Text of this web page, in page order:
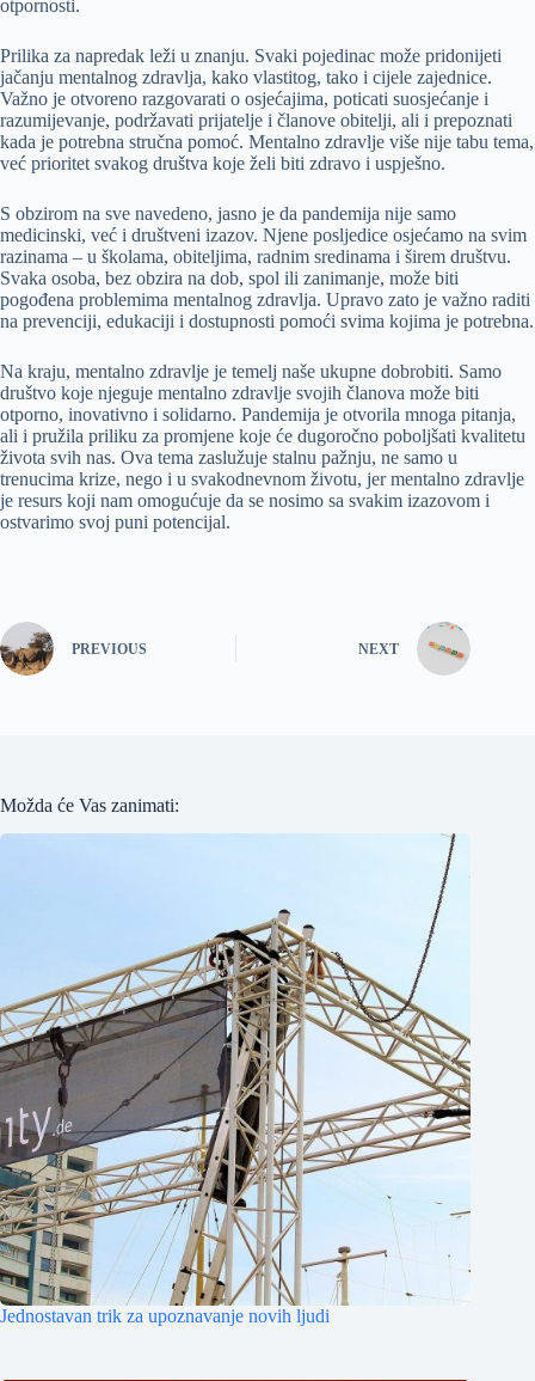
otpornosti.
Prilika za napredak leži u znanju. Svaki pojedinac može pridonijeti
jačanju mentalnog zdravlja, kako vlastitog, tako i cijele zajednice.
Važno je otvoreno razgovarati o osjećajima, poticati suosjećanje i
razumijevanje, podržavati prijatelje i članove obitelji, ali i prepoznati
kada je potrebna stručna pomoć. Mentalno zdravlje više nije tabu tema,
već prioritet svakog društva koje želi biti zdravo i uspješno.
S obzirom na sve navedeno, jasno je da pandemija nije samo
medicinski, već i društveni izazov. Njene posljedice osjećamo na svim
razinama – u školama, obiteljima, radnim sredinama i širem društvu.
Svaka osoba, bez obzira na dob, spol ili zanimanje, može biti
pogođena problemima mentalnog zdravlja. Upravo zato je važno raditi
na prevenciji, edukaciji i dostupnosti pomoći svima kojima je potrebna.
Na kraju, mentalno zdravlje je temelj naše ukupne dobrobiti. Samo
društvo koje njeguje mentalno zdravlje svojih članova može biti
otporno, inovativno i solidarno. Pandemija je otvorila mnoga pitanja,
ali i pružila priliku za promjene koje će dugoročno poboljšati kvalitetu
života svih nas. Ova tema zaslužuje stalnu pažnju, ne samo u
trenucima krize, nego i u svakodnevnom životu, jer mentalno zdravlje
je resurs koji nam omogućuje da se nosimo sa svakim izazovom i
ostvarimo svoj puni potencijal.
PREVIOUS NEXT
Možda će Vas zanimati:
Jednostavan trik za upoznavanje novih ljudi